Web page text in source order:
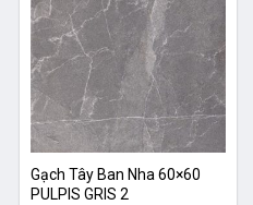
Gạch Tây Ban Nha 60×60
PULPIS GRIS 2